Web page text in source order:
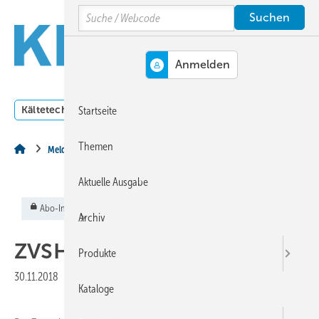
Hauptinhalt
Hauptmenü
SiteSearch
Kältetechnik Klimatechnik
Meldungen aus der Branche
Abo-Inhalt
ZVSHK:Kollege gesucht
30.11.2018
Search
Startseite
Themen
Aktuelle Ausgabe
Archiv
Produkte
Kataloge